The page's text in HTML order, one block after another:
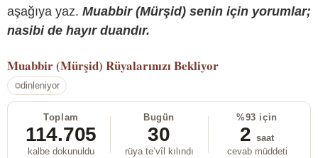
aşağıya yaz. Muabbir (Mürşid) senin için yorumlar;
nasibi de hayır duandır.
Muabbir (Mürşid) Rüyalarınızı Bekliyor
dinleniyor
Toplam
114.705
kalbe dokunuldu
Bugün
30
rüya te’vîl kılındı
%93 için
2 saat
cevab müddeti